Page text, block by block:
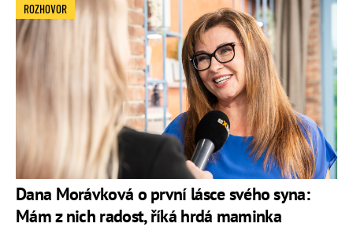
Dana Morávková o první lásce svého syna:
Mám z nich radost, říká hrdá maminka
ROZHOVOR